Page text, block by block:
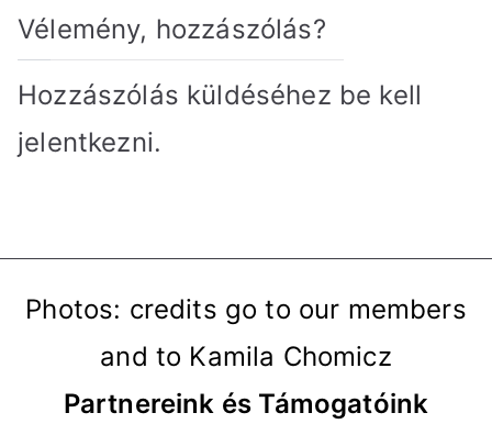
Vélemény, hozzászólás?
Hozzászólás küldéséhez be kell
jelentkezni.
Photos: credits go to our members
and to Kamila Chomicz
Partnereink és Támogatóink